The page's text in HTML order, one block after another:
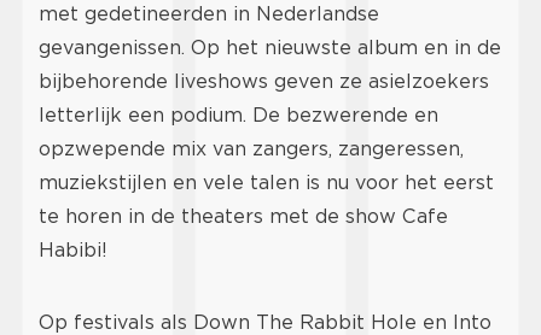
met gedetineerden in Nederlandse
gevangenissen. Op het nieuwste album en in de
bijbehorende liveshows geven ze asielzoekers
letterlijk een podium. De bezwerende en
opzwepende mix van zangers, zangeressen,
muziekstijlen en vele talen is nu voor het eerst
te horen in de theaters met de show Cafe
Habibi!
Op festivals als Down The Rabbit Hole en Into